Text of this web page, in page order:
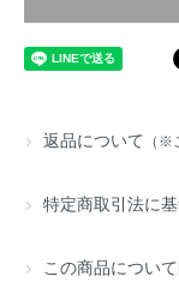
返品について （※
特定商取引法に
この商品につい